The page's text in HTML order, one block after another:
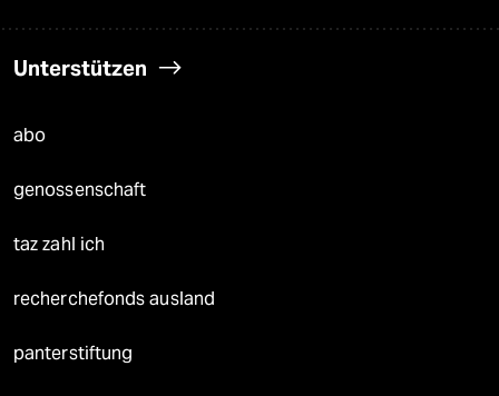
Unterstützen
abo
genossenschaft
taz zahl ich
recherchefonds ausland
panterstiftung